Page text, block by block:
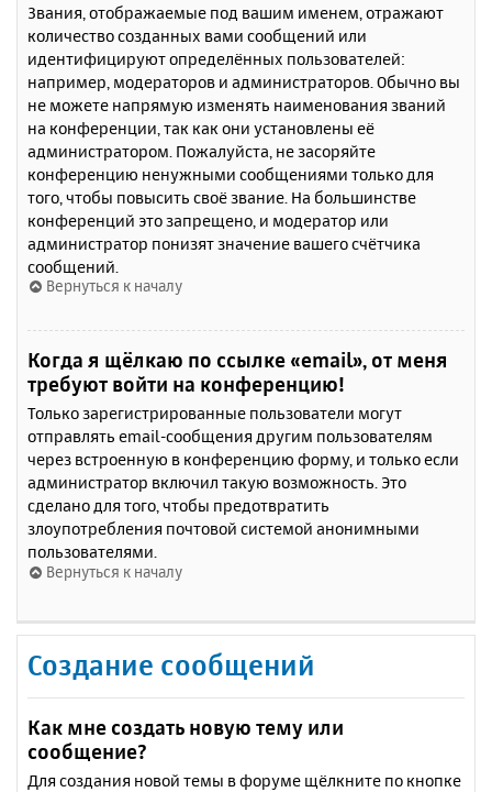
Звания, отображаемые под вашим именем, отражают
количество созданных вами сообщений или
идентифицируют определённых пользователей:
например, модераторов и администраторов. Обычно вы
не можете напрямую изменять наименования званий
на конференции, так как они установлены её
администратором. Пожалуйста, не засоряйте
конференцию ненужными сообщениями только для
того, чтобы повысить своё звание. На большинстве
конференций это запрещено, и модератор или
администратор понизят значение вашего счётчика
сообщений.
Вернуться к началу
Когда я щёлкаю по ссылке «email», от меня
требуют войти на конференцию!
Только зарегистрированные пользователи могут
отправлять email-сообщения другим пользователям
через встроенную в конференцию форму, и только если
администратор включил такую возможность. Это
сделано для того, чтобы предотвратить
злоупотребления почтовой системой анонимными
пользователями.
Вернуться к началу
Создание сообщений
Как мне создать новую тему или
сообщение?
Для создания новой темы в форуме щёлкните по кнопке